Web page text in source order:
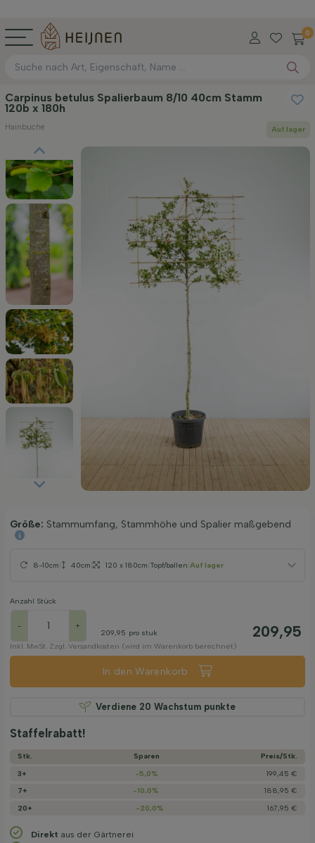
0
Carpinus betulus Spalierbaum 8/10 40cm Stamm
120b x 180h
Hainbuche Auf lager
Größe: Stammumfang, Stammhöhe und Spalier maßgebend
8-10cm 40cm 120 x 180cm Topf/ballen Auf lager
Anzahl Stück
- +
209,95 pro stuk 209,95
Inkl. MwSt. Zzgl. Versandkosten (wird im Warenkorb berechnet)
In den Warenkorb
Verdiene 20 Wachstum punkte
Staffelrabatt!
Stk. Sparen
Preis/­Stk.
3+
-5,0%
199,45 €
7+
-10,0%
188,95 €
20+
-20,0% 167,95 €
Direkt aus der Gärtnerei